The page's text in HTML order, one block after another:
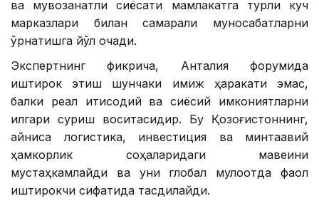
ва мувозанатли сиёсати мамлакатга турли куч
марказлари билан самарали муносабатларни
ўрнатишга йўл очади.
Экспертнинг фикрича, Анталия форумида
иштирок этиш шунчаки имиж ҳаракати эмас,
балки реал иқтисодий ва сиёсий имкониятларни
илгари суриш воситасидир. Бу Қозоғистоннинг,
айниқса логистика, инвестиция ва минтақавий
ҳамкорлик соҳаларидаги мавқеини
мустаҳкамлайди ва уни глобал мулоқотда фаол
иштирокчи сифатида тасдиқлайди.